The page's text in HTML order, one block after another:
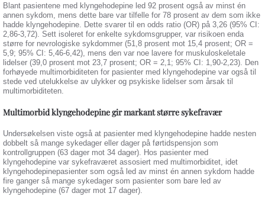
Blant pasientene med klyngehodepine led 92 prosent også av minst én
annen sykdom, mens dette bare var tilfelle for 78 prosent av dem som ikke
hadde klyngehodepine. Dette svarer til en odds ratio (OR) på 3,26 (95% CI:
2,86-3,72). Sett isoleret for enkelte sykdomsgrupper, var risikoen enda
større for nevrologiske sykdommer (51,8 prosent mot 15,4 prosent; OR =
5,9; 95% CI: 5,46-6,42), mens den var noe lavere for muskuloskeletale
lidelser (39,0 prosent mot 23,7 prosent; OR = 2,1; 95% CI: 1,90-2,23). Den
forhøyede multimorbiditeten for pasienter med klyngehodepine var også til
stede ved utelukkelse av ulykker og psykiske lidelser som årsak til
multimorbiditeten.
Multimorbid klyngehodepine gir markant større sykefravær
Undersøkelsen viste også at pasienter med klyngehodepine hadde nesten
dobbelt så mange sykedager eller dager på førtidspensjon som
kontrollgruppen (63 dager mot 34 dager). Hos pasienter med
klyngehodepine var sykefraværet assosiert med multimorbiditet, idet
klyngehodepinepasienter som også led av minst én annen sykdom hadde
fire ganger så mange sykedager som pasienter som bare led av
klyngehodepine (67 dager mot 17 dager).